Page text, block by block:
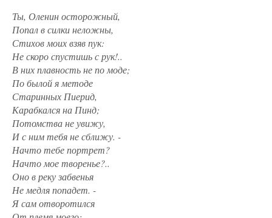
Ты, Оленин осторожный,
Попал в силки неложны,
Стихов моих взяв пук:
Не скоро спустишь с рук!..
В них плавность не по моде;
Побылой я методе
Старинных Пиерид,
Карабкался на Пинд;
Потомства не увижу,
И с ним тебя не сближу. -
Начто тебе портрет?
Начто мое творенье?..
Оно в реку забвенья
Не медля попадет. -
Я сам отворотился